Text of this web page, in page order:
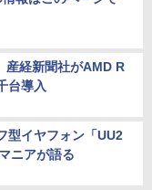
産経新聞社がAMD R
台導入
型イヤフォン「UU2
ニアが語る